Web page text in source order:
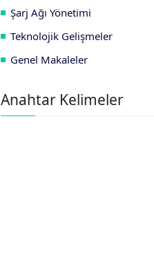
Şarj Ağı Yönetimi
Teknolojik Gelişmeler
Genel Makaleler
Anahtar Kelimeler